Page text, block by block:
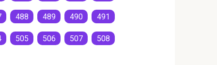
488 489 490 491
505 506 507 508